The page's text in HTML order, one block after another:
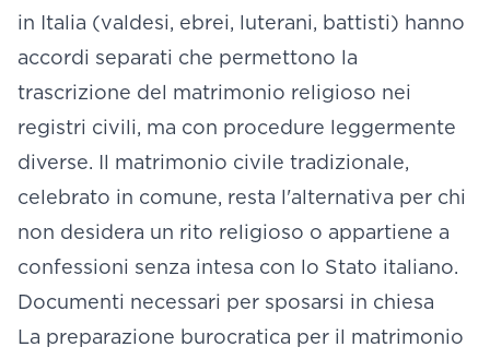
in Italia (valdesi, ebrei, luterani, battisti) hanno
accordi separati che permettono la
trascrizione del matrimonio religioso nei
registri civili, ma con procedure leggermente
diverse. Il matrimonio civile tradizionale,
celebrato in comune, resta l'alternativa per chi
non desidera un rito religioso o appartiene a
confessioni senza intesa con lo Stato italiano.
Documenti necessari per sposarsi in chiesa
La preparazione burocratica per il matrimonio